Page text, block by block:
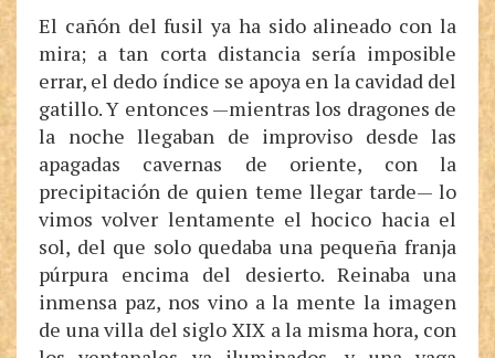
El cañón del fusil ya ha sido alineado con la
mira; a tan corta distancia sería imposible
errar, el dedo índice se apoya en la cavidad del
gatillo. Y entonces —mientras los dragones de
la noche llegaban de improviso desde las
apagadas cavernas de oriente, con la
precipitación de quien teme llegar tarde— lo
vimos volver lentamente el hocico hacia el
sol, del que solo quedaba una pequeña franja
púrpura encima del desierto. Reinaba una
inmensa paz, nos vino a la mente la imagen
de una villa del siglo XIX a la misma hora, con